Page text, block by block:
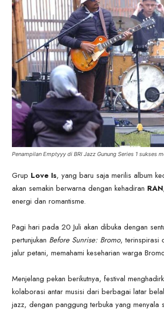
Penampilan Emptyyy di BRI Jazz Gunung Series 1 sukses
Grup Love Is, yang baru saja merilis album
akan semakin berwarna dengan kehadiran RAN
energi dan romantisme.
Pagi hari pada 20 Juli akan dibuka dengan
pertunjukan Before Sunrise: Bromo, terinspirasi
jalur petani, memahami keseharian warga
Menjelang pekan berikutnya, festival
kolaborasi antar musisi dari berbagai latar
jazz, dengan panggung terbuka yang menyala